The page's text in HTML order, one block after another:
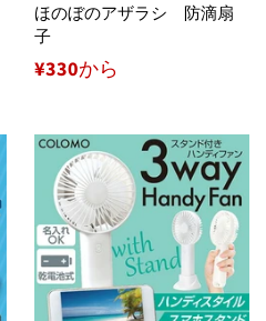
ほのぼのアザラシ 防滴扇
子
¥330から